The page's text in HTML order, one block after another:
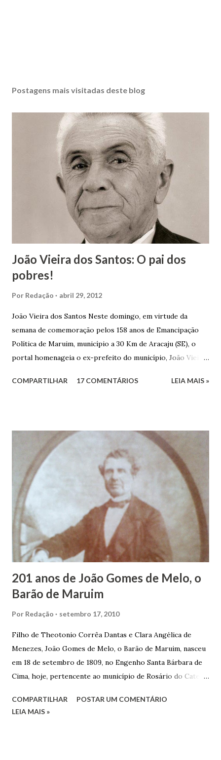
Postagens mais visitadas deste blog
João Vieira dos Santos: O pai dos
pobres!
Por Redação abril 29, 2012
João Vieira dos Santos Neste domingo, em virtude da
semana de comemoração pelos 158 anos de Emancipação
Política de Maruim, município a 30 Km de Aracaju (SE), o
portal homenageia o ex-prefeito do município, João Vieira
Vieira dos Santos e Arlinda Barroso dos Santos, nasceu em
infância pobre, João Vieira não pôde se dedicar aos
estudos, e então passou a colocar o trabalho em primeiro
plano para auxiliar na renda familiar. No comércio foi
garçon, dono de bar, de armarinho e depois de uma
panificação. “Ao contrário de muitos, que renegam suas
raízes e procuram obscurecer seu passado, orgulhava-se
em defender o pão como garçon, tendo incontáveis vezes
que trabalhar copiosamente fora de seu horário normal em
trocas de gorjetas que c...
COMPARTILHAR 17 COMENTÁRIOS LEIA MAIS »
201 anos de João Gomes de Melo, o
Barão de Maruim
Por Redação setembro 17, 2010
Filho de Theotonio Corrêa Dantas e Clara Angélica de
Menezes, João Gomes de Melo, o Barão de Maruim, nasceu
em 18 de setembro de 1809, no Engenho Santa Bárbara de
Cima, hoje, pertencente ao município de Rosário do Catete.
José de Faro Leitão, porém o casamento acabou com o
COMPARTILHAR
POSTAR UM COMENTÁRIO
LEIA MAIS »